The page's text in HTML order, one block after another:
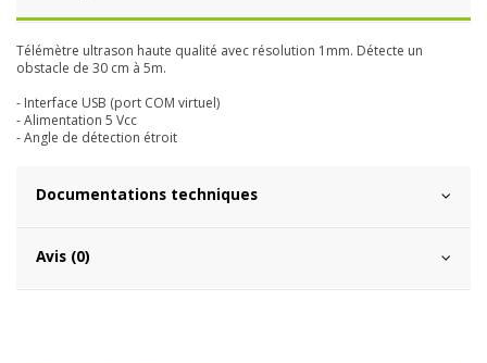
Télémètre ultrason haute qualité avec résolution 1mm. Détecte un
obstacle de 30 cm à 5m.
- Interface USB (port COM virtuel)
- Alimentation 5 Vcc
- Angle de détection étroit
Documentations techniques
Avis (0)